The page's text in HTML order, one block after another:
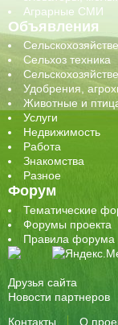
Аграрные СМИ
Объявления
Сельхоз техника
Удобрения,
Животные и
Услуги
Недвижимость
Работа
Знакомства
Разное
Форум
Тематические
Форумы проекта
Правила форума
Друзья сайта
Новости партнеров
Контакты
О